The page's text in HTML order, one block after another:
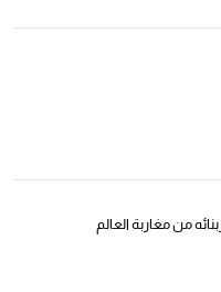
من مغاربة العالم